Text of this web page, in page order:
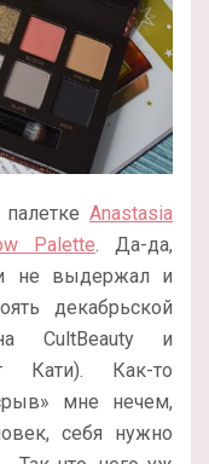
Anastasia
Palette. Да-да,
не выдержал и
декабрьской
CultBeauty и
Кати). Как-то
мне нечем,
себя нужно